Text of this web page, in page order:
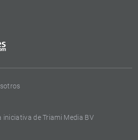
iniciativa de Triami Media BV